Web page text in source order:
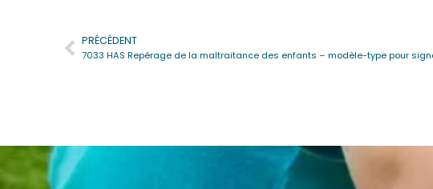
Précédent
PRÉCÉDENT
7033 HAS Repérage de la maltraitance des enfants – modèle-type pour
Devenez
Certification